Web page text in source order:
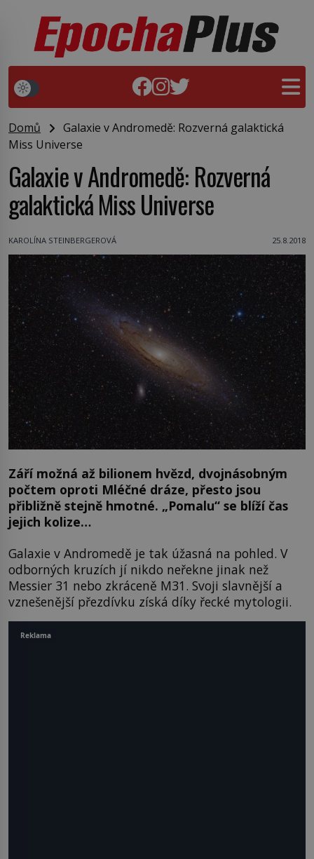
Domů
Galaxie v Andromedě: Rozverná galaktická
Miss Universe
Galaxie v Andromedě: Rozverná
galaktická Miss Universe
KAROLÍNA STEINBERGEROVÁ 25.8.2018
Září možná až bilionem hvězd, dvojnásobným
počtem oproti Mléčné dráze, přesto jsou
přibližně stejně hmotné. „Pomalu“ se blíží čas
jejich kolize…
Galaxie v Andromedě je tak úžasná na pohled. V
odborných kruzích jí nikdo neřekne jinak než
Messier 31 nebo zkráceně M31. Svoji slavnější a
vznešenější přezdívku získá díky řecké mytologii.
Reklama